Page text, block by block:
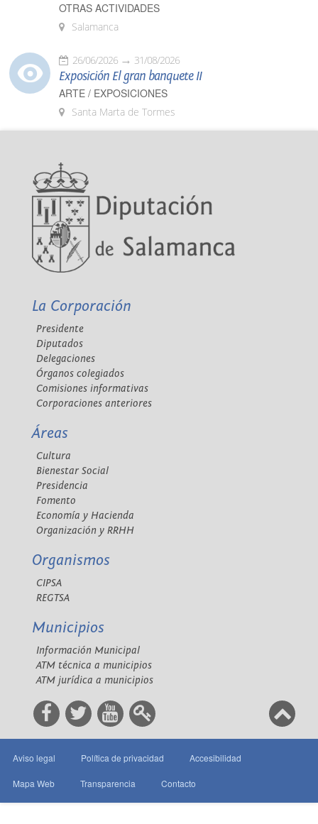
OTRAS ACTIVIDADES
Salamanca
26/06/2026 31/08/2026
Exposición El gran banquete II
ARTE / EXPOSICIONES
Santa Marta de Tormes
La Corporación
Presidente
Diputados
Delegaciones
Órganos colegiados
Comisiones informativas
Corporaciones anteriores
Áreas
Cultura
Bienestar Social
Presidencia
Fomento
Economía y Hacienda
Organización y RRHH
Organismos
CIPSA
REGTSA
Municipios
Información Municipal
ATM técnica a municipios
ATM jurídica a municipios
Aviso legal Política de privacidad Accesibilidad
Mapa Web Transparencia Contacto